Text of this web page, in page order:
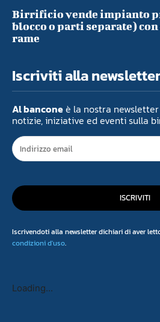
Birrificio vende impianto
blocco o parti separate)
rame
Iscriviti alla newsletter
Al banconeè la nostra
notizie, iniziative ed eventi sulla
ISCRIVITI
Iscrivendoti alla newsletter dichiari di aver
condizioni d'uso.
Loading...